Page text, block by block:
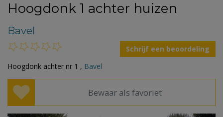
Hoogdonk 1 achter huizen
Bavel
Schrijf een beoordeling
Hoogdonk achter nr 1 , Bavel
Bewaar als favoriet